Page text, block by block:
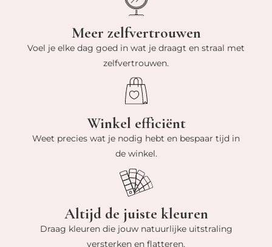
Meer zelfvertrouwen
Voel je elke dag goed in wat je draagt en straal met
zelfvertrouwen.
Winkel efficiënt
Weet precies wat je nodig hebt en bespaar tijd in
de winkel.
Altijd de juiste kleuren
Draag kleuren die jouw natuurlijke uitstraling
versterken en flatteren.